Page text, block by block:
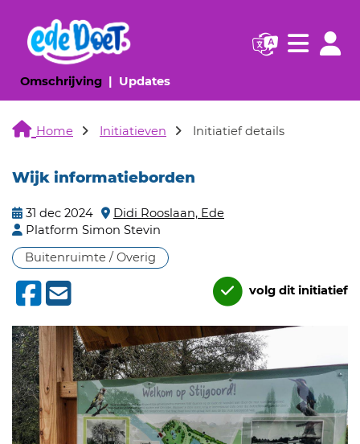
Omschrijving(huidige pagina)
Updates(huidige pagina)
Navigatie
Home Initiatieven Initiatief details
Wijk informatieborden
31 dec 2024
Didi Rooslaan, Ede
Platform Simon Stevin
Buitenruimte / Overig
volg dit initiatief